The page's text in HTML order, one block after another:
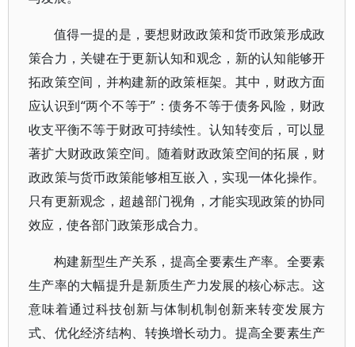
值得一提的是，要想财政政策和货币政策形成政
策合力，关键在于更新认知和观念，新的认知能够开
拓政策空间，并构建新的政策框架。其中，财政方面
应认识到“两个不等于”：债务不等于债务风险，财政
收支平衡不等于财政可持续性。认知转变后，可以显
著扩大财政政策空间。随着财政政策空间的拓展，财
政政策与货币政策能够相互嵌入，实现一体化操作。
只有更新观念，超越部门视角，才能实现政策的协同
效应，使各部门政策形成合力。
构建新型生产关系，提高全要素生产率。全要素
生产率的大幅提升是新质生产力发展的核心标志。这
意味着通过科技创新与体制机制创新来转变发展方
式、优化经济结构、转换增长动力。提高全要素生产